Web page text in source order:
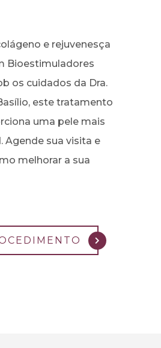
e rejuvenesça
Bioestimuladores
os cuidados da Dra.
este tratamento
uma pele mais
Agende sua visita e
melhorar a sua